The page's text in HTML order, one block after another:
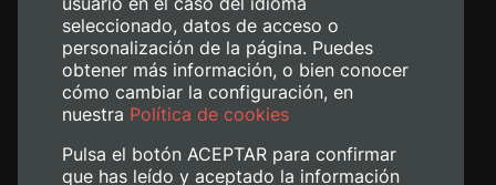
seleccionado, datos de acceso o
personalización de la página. Puedes
obtener más información, o bien conocer
cómo cambiar la configuración, en
nuestra Política de cookies
Pulsa el botón ACEPTAR para confirmar
que has leído y aceptado la información